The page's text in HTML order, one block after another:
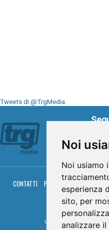
Noi
Noi usiamo
esperienza
sito, per
analizzare
Tweets di @TrgMedia
CONTATTI PRIVACY COOKIES
RGM
© TRG
Umbria Televisioni s.r.l. -